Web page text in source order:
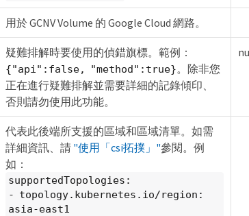
用於 GCNV Volume 的 Google Cloud 網路。
疑難排解時要使用的偵錯旗標。範例：
{"api":false, "method":true}。除非您
正在進行疑難排解並需要詳細的記錄傾印、
否則請勿使用此功能。
代表此後端所支援的區域和區域清單。如需
詳細資訊、請 "使用「csi拓撲」"參閱。例
如：
supportedTopologies:
- topology.kubernetes.io/region:
asia-east1